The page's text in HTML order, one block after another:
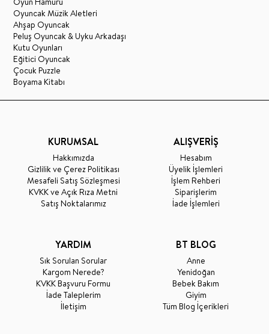
Oyuncak Müzik Aletleri
Ahşap Oyuncak
Peluş Oyuncak & Uyku Arkadaşı
Kutu Oyunları
Eğitici Oyuncak
Çocuk Puzzle
Boyama Kitabı
KURUMSAL
Hakkımızda
Gizlilik ve Çerez Politikası
Mesafeli Satış Sözleşmesi
KVKK ve Açık Rıza Metni
Satış Noktalarımız
ALIŞVERİŞ
Hesabım
Üyelik İşlemleri
İşlem Rehberi
Siparişlerim
İade İşlemleri
YARDIM
Sık Sorulan Sorular
Kargom Nerede?
KVKK Başvuru Formu
İade Taleplerim
İletişim
BT BLOG
Anne
Yenidoğan
Bebek Bakım
Giyim
Tüm Blog İçerikleri